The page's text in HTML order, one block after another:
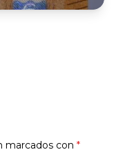
marcados con *